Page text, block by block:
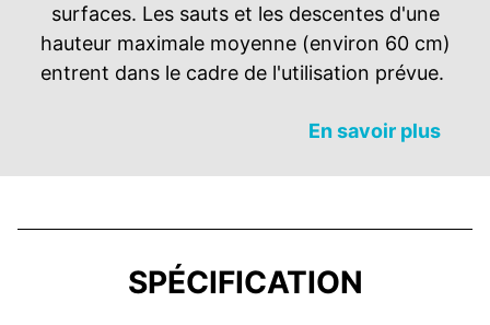
surfaces. Les sauts et les descentes d'une
hauteur maximale moyenne (environ 60 cm)
entrent dans le cadre de l'utilisation prévue.
En savoir plus
SPÉCIFICATION